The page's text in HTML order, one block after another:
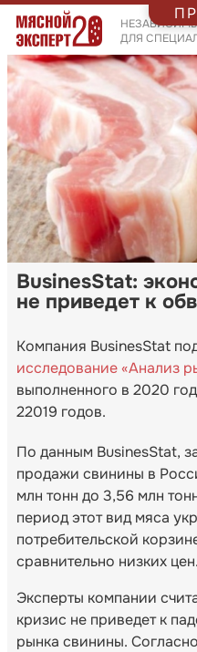
ДЛЯ
BusinesStat:
не приведет к
Компания BusinesStat
исследование «Анализ
выполненного в 2020
22019 годов.
По данным BusinesStat,
продажи свинины в
млн тонн до 3,56 млн
период этот вид мяса
потребительской
сравнительно низких цен.
Эксперты компании
кризис не приведет к
рынка свинины.